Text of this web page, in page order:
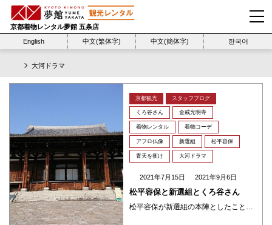
京都着物レンタル夢館 五条店
English
中文(繁体字) 中文(簡体字) 한국어
大河ドラマ
京都観光 スタッフブログ
くろ谷さん 金戒光明寺
着物レンタル 着物コーデ
アフロ仏像 新選組 松平容保
青天を衝け 大河ドラマ
2021年7月15日 2021年9月6日
松平容保と新選組とくろ谷さん
松平容保が新選組の本陣としたことで大河ドラマ「青天を衝け」でもにわかに盛り上がってきはりました 金戒光明寺(こんかいこうみょうじ)…くろ谷さん 京都岡崎界隈でどの季節にでも名前が挙がるお寺さんで 洛陽三十三所観音霊場の第 ・・・